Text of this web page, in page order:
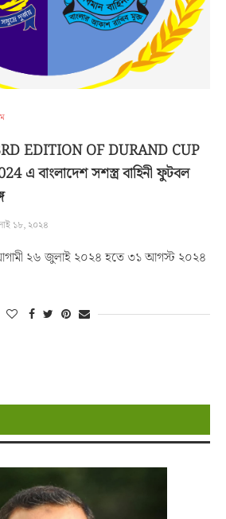
EDITION OF DURAND CUP
এ বাংলাদেশ সশস্ত্র বাহিনী ফুটবল
১৮, ২০২৪
২৬ জুলাই ২০২৪ হতে ৩১ আগস্ট ২০২৪